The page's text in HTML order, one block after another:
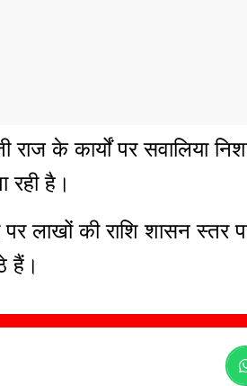
राज के कार्यों पर सवालिया
रही है।
लाखों की राशि शासन स्तर
हैं।